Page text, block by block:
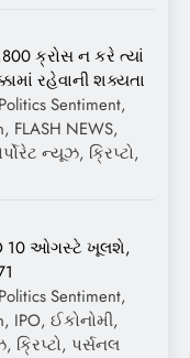
ક્રોસ ન કરે ત્યાં
રહેવાની શક્યતા
Sentiment,
FLASH NEWS,
ન્યૂઝ, ક્રિપ્ટો,
10 ઓગસ્ટે ખૂલશે,
Sentiment,
IPO, ઈકોનોમી,
ક્રિપ્ટો, પર્સનલ